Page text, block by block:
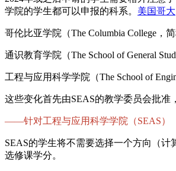
学院的学生都可以申报的科系。 美国哥大
哥伦比亚学院（The Columbia College，简
通识教育学院（The School of General
工程与应用科学学院（The School of
这些变化首先由SEAS的教学委员会批准
——针对工程与应用科学学院（SEAS）
SEAS的学生将不需要选择一个方向（
选修课学分。